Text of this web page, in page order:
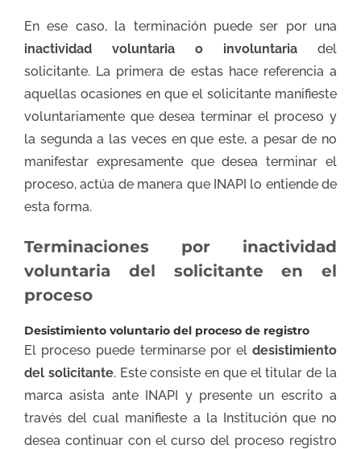
En ese caso, la terminación puede ser por una
inactividad voluntaria o involuntaria del
solicitante. La primera de estas hace referencia a
aquellas ocasiones en que el solicitante manifieste
voluntariamente que desea terminar el proceso y
la segunda a las veces en que este, a pesar de no
manifestar expresamente que desea terminar el
proceso, actúa de manera que INAPI lo entiende de
esta forma.
Terminaciones por inactividad
voluntaria del solicitante en el
proceso
Desistimiento voluntario del proceso de registro
El proceso puede terminarse por el desistimiento
del solicitante. Este consiste en que el titular de la
marca asista ante INAPI y presente un escrito a
través del cual manifieste a la Institución que no
desea continuar con el curso del proceso registro